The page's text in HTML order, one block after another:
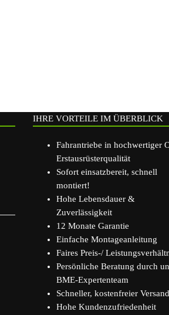
IHRE VORTEILE IM ÜBERBLICK
Fahrantriebe in hochwertiger
Erstausrüsterqualität
Sofort einsatzbereit, schnell
montiert!
Hohe Lebensdauer &
Zuverlässigkeit
12 Monate Garantie
Einfache Montageanleitung
Faires Preis-/
Persönliche Beratung durch
BME-Expertenteam
Schneller, kostenfreier Versand
Hohe Kundenzufriedenheit